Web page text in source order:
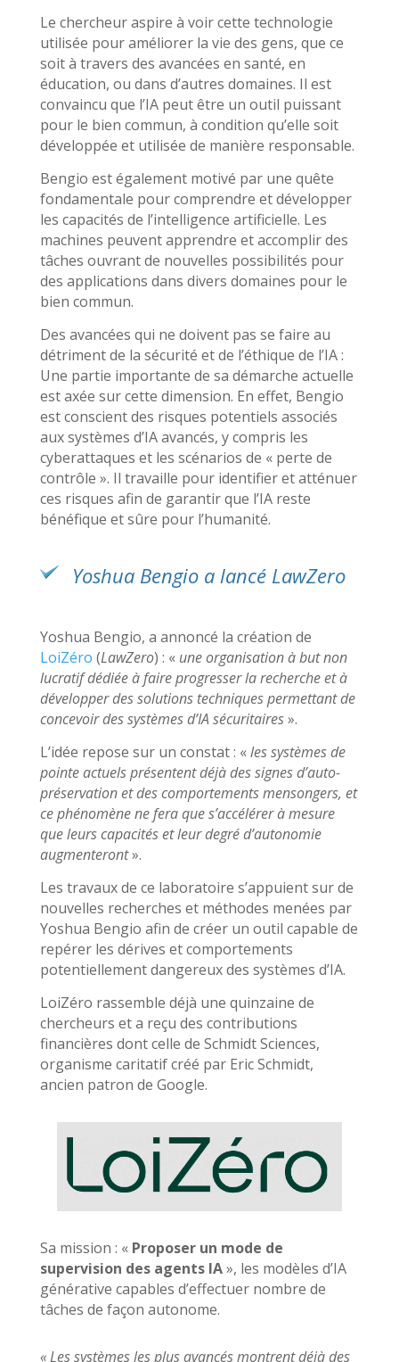
Le chercheur aspire à voir cette technologie
utilisée pour améliorer la vie des gens, que ce
soit à travers des avancées en santé, en
éducation, ou dans d’autres domaines. Il est
convaincu que l’IA peut être un outil puissant
pour le bien commun, à condition qu’elle soit
développée et utilisée de manière responsable.
Bengio est également motivé par une quête
fondamentale pour comprendre et développer
les capacités de l’intelligence artificielle. Les
machines peuvent apprendre et accomplir des
tâches ouvrant de nouvelles possibilités pour
des applications dans divers domaines pour le
bien commun.
Des avancées qui ne doivent pas se faire au
détriment de la sécurité et de l’éthique de l’IA :
Une partie importante de sa démarche actuelle
est axée sur cette dimension. En effet, Bengio
est conscient des risques potentiels associés
aux systèmes d’IA avancés, y compris les
cyberattaques et les scénarios de « perte de
contrôle ». Il travaille pour identifier et atténuer
ces risques afin de garantir que l’IA reste
bénéfique et sûre pour l’humanité.
Yoshua Bengio a lancé LawZero
Yoshua Bengio, a annoncé la création de
LoiZéro (LawZero) : « une organisation à but non
lucratif dédiée à faire progresser la recherche et à
développer des solutions techniques permettant de
concevoir des systèmes d’IA sécuritaires».
L’idée repose sur un constat : «les systèmes de
pointe actuels présentent déjà des signes d’auto-
préservation et des comportements mensongers, et
ce phénomène ne fera que s’accélérer à mesure
que leurs capacités et leur degré d’autonomie
augmenteront».
Les travaux de ce laboratoire s’appuient sur de
nouvelles recherches et méthodes menées par
Yoshua Bengio afin de créer un outil capable de
repérer les dérives et comportements
potentiellement dangereux des systèmes d’IA.
LoiZéro rassemble déjà une quinzaine de
chercheurs et a reçu des contributions
financières dont celle de Schmidt Sciences,
organisme caritatif créé par Eric Schmidt,
ancien patron de Google.
Sa mission : « Proposer un mode de
supervision des agents IA», les modèles d’IA
générative capables d’effectuer nombre de
tâches de façon autonome.
« Les systèmes les plus avancés montrent déjà des